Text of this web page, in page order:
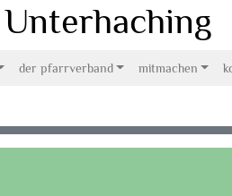
der pfarrverband mitmachen